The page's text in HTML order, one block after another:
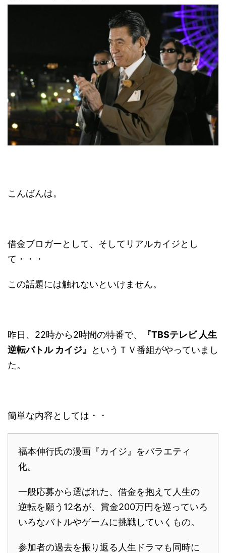
こんばんは。
借金ブロガーとして、そしてリアルカイジとし
て・・・
この話題には触れないといけません。
昨日、22時から2時間の特番で、
『TBSテレビ 人生
逆転バトル カイジ』
というＴＶ番組がやっていまし
た。
簡単な内容としては・・
福本伸行氏の漫画『カイジ』をバラエティ
化。
一般応募から選ばれた、借金を抱えて人生の
逆転を願う12名が、賞金200万円を巡っていろ
いろなバトルやゲームに挑戦していくもの。
参加者の過去を振り返る人生ドラマも同時に